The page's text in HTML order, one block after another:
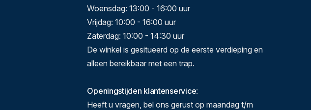
Woensdag: 13:00 - 16:00 uur
Vrijdag: 10:00 - 16:00 uur
Zaterdag: 10:00 - 14:30 uur
De winkel is gesitueerd op de eerste verdieping en
alleen bereikbaar met een trap.
Openingstijden klantenservice:
Heeft u vragen, bel ons gerust op maandag t/m